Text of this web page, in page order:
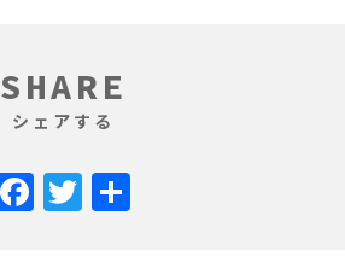
SHARE
シェアする
Facebook
Twitter